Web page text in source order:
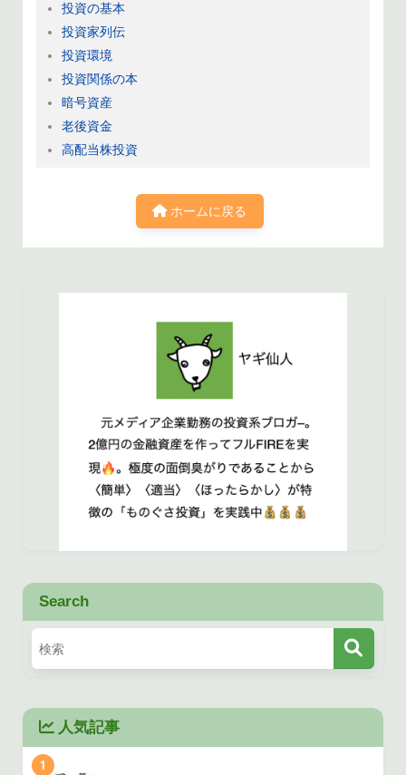
投資の基本
投資家列伝
投資環境
投資関係の本
暗号資産
老後資金
高配当株投資
ホームに戻る
Search
人気記事
1